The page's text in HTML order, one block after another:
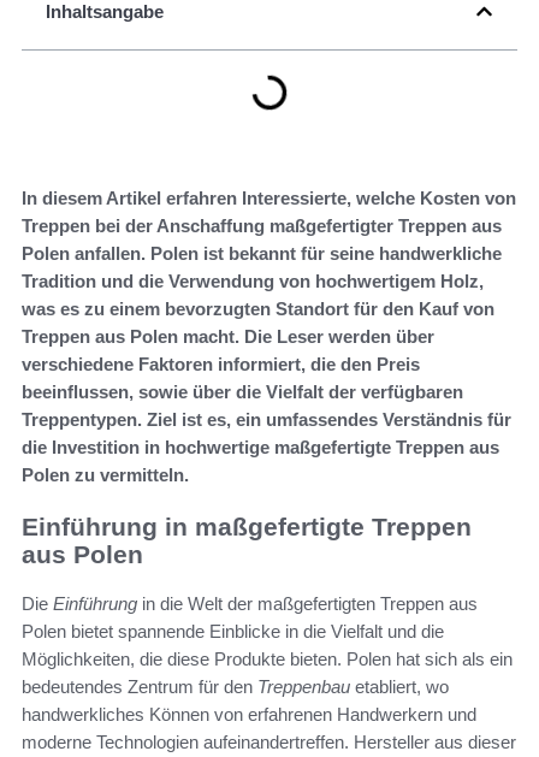
Inhaltsangabe
In diesem Artikel erfahren Interessierte, welche Kosten von
Treppen bei der Anschaffung maßgefertigter Treppen aus
Polen anfallen. Polen ist bekannt für seine handwerkliche
Tradition und die Verwendung von hochwertigem Holz,
was es zu einem bevorzugten Standort für den Kauf von
Treppen aus Polen macht. Die Leser werden über
verschiedene Faktoren informiert, die den Preis
beeinflussen, sowie über die Vielfalt der verfügbaren
Treppentypen. Ziel ist es, ein umfassendes Verständnis für
die Investition in hochwertige maßgefertigte Treppen aus
Polen zu vermitteln.
Einführung in maßgefertigte Treppen
aus Polen
Die Einführung in die Welt der maßgefertigten Treppen aus
Polen bietet spannende Einblicke in die Vielfalt und die
Möglichkeiten, die diese Produkte bieten. Polen hat sich als ein
bedeutendes Zentrum für den Treppenbau etabliert, wo
handwerkliches Können von erfahrenen Handwerkern und
moderne Technologien aufeinandertreffen. Hersteller aus dieser